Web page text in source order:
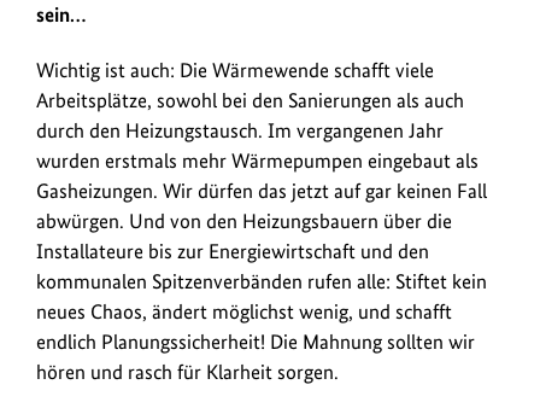
sein…
Wichtig ist auch: Die Wärmewende schafft viele
Arbeitsplätze, sowohl bei den Sanierungen als auch
durch den Heizungstausch. Im vergangenen Jahr
wurden erstmals mehr Wärmepumpen eingebaut als
Gasheizungen. Wir dürfen das jetzt auf gar keinen Fall
abwürgen. Und von den Heizungsbauern über die
Installateure bis zur Energiewirtschaft und den
kommunalen Spitzenverbänden rufen alle: Stiftet kein
neues Chaos, ändert möglichst wenig, und schafft
endlich Planungssicherheit! Die Mahnung sollten wir
hören und rasch für Klarheit sorgen.